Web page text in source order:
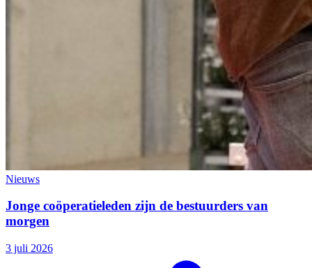
Nieuws
Jonge coöperatieleden zijn de bestuurders van
morgen
3 juli 2026